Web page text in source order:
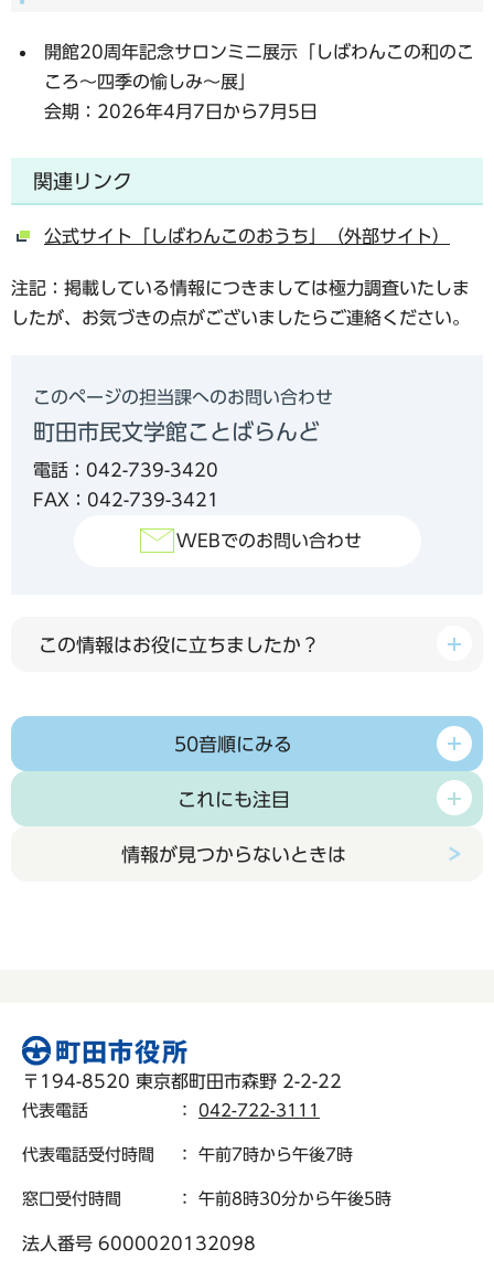
開館20周年記念サロンミニ展示「しばわんこの和のこ
ころ～四季の愉しみ～展」
会期：2026年4月7日から7月5日
関連リンク
公式サイト「しばわんこのおうち」（外部サイト）
注記：掲載している情報につきましては極力調査いたしま
したが、お気づきの点がございましたらご連絡ください。
このページの担当課へのお問い合わせ
町田市民文学館ことばらんど
電話：042-739-3420
FAX：042-739-3421
WEBでのお問い合わせ
この情報はお役に立ちましたか？
50音順にみる
これにも注目
情報が見つからないときは
〒194-8520 東京都町田市森野 2-2-22
代表電話 ： 042-722-3111
代表電話受付時間 ： 午前7時から午後7時
窓口受付時間 ： 午前8時30分から午後5時
法人番号 6000020132098